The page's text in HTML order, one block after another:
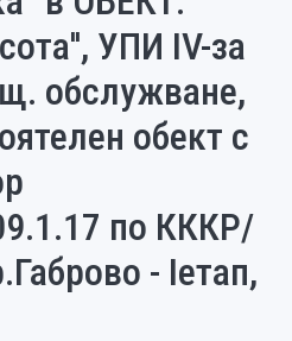
УПИ IV-за
обслужване,
обект с
по КККР/
- Iетап,